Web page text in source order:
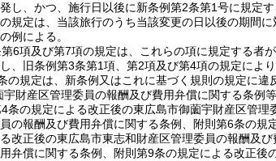
し、かつ、施行日以後に新条例第2条第1号に規定
規定は、当該旅行のうち当該変更の日以後の期間
例による。
6項及び第7項の規定は、これらの項に規定する者
、旧条例第3条第1項、第2項及び第4項の規定によ
の規定は、新条例又はこれに基づく規則の規定に違
宇財産区管理委員の報酬及び費用弁償に関する条例
4条の規定による改正後の東広島市御薗宇財産区管
の報酬及び費用弁償に関する条例、附則第6条の
改正後の東広島市東志和財産区管理委員の報酬及
弁償に関する条例、附則第9条の規定による改正